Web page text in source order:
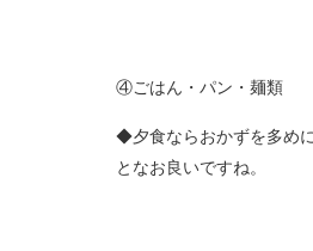
④ごはん・パン・麺類
◆夕食ならおかずを多め
となお良いですね。